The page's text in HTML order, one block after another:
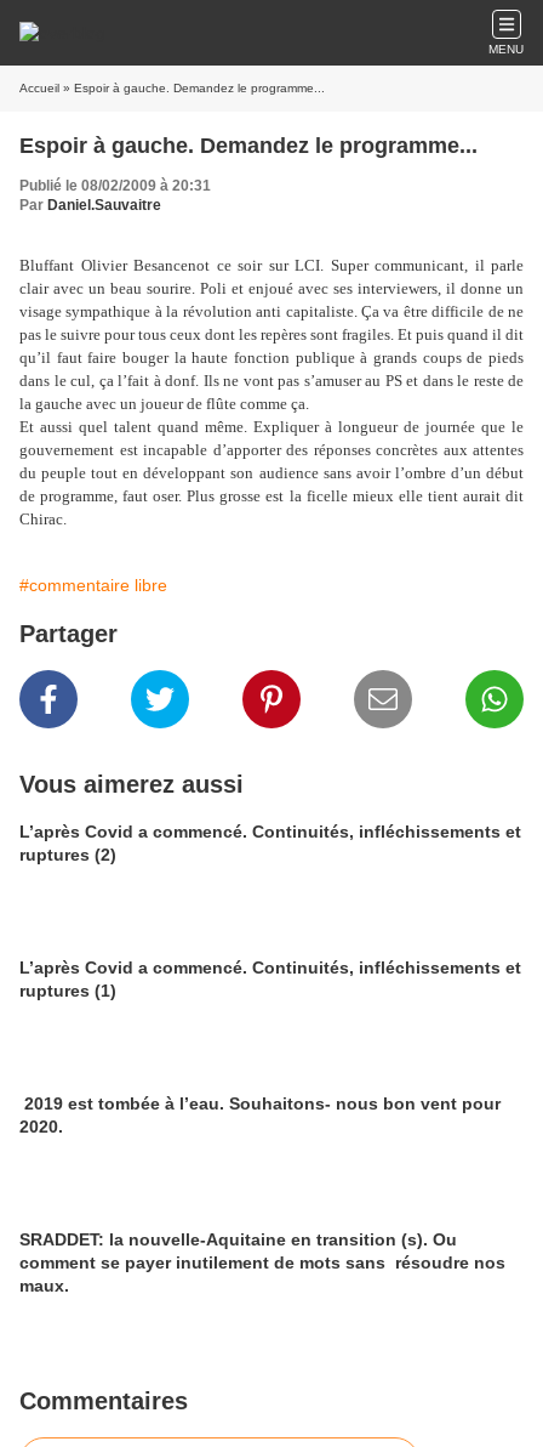
MENU
Accueil » Espoir à gauche. Demandez le programme...
Espoir à gauche. Demandez le programme...
Publié le 08/02/2009 à 20:31
Par Daniel.Sauvaitre
Bluffant Olivier Besancenot ce soir sur LCI. Super communicant, il parle
clair avec un beau sourire. Poli et enjoué avec ses interviewers, il donne un
visage sympathique à la révolution anti capitaliste. Ça va être difficile de ne
pas le suivre pour tous ceux dont les repères sont fragiles. Et puis quand il dit
qu’il faut faire bouger la haute fonction publique à grands coups de pieds
dans le cul, ça l’fait à donf. Ils ne vont pas s’amuser au PS et dans le reste de
la gauche avec un joueur de flûte comme ça.
Et aussi quel talent quand même. Expliquer à longueur de journée que le
gouvernement est incapable d’apporter des réponses concrètes aux attentes
du peuple tout en développant son audience sans avoir l’ombre d’un début
de programme, faut oser. Plus grosse est la ficelle mieux elle tient aurait dit
Chirac.
#commentaire libre
Partager
Vous aimerez aussi
L’après Covid a commencé. Continuités, infléchissements et
ruptures (2)
L’après Covid a commencé. Continuités, infléchissements et
ruptures (1)
2019 est tombée à l’eau. Souhaitons- nous bon vent pour
2020.
SRADDET: la nouvelle-Aquitaine en transition (s). Ou
comment se payer inutilement de mots sans résoudre nos
maux.
Commentaires